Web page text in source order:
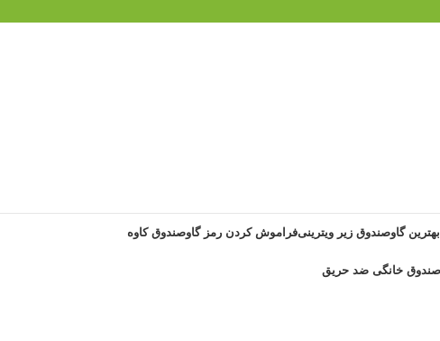
بهترین گاوصندوق زیر ویترینیفراموش کردن رمز گاوصندوق کاوه